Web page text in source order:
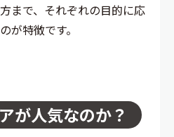
まで、それぞれの目的に応
が特徴です。
が人気なのか？